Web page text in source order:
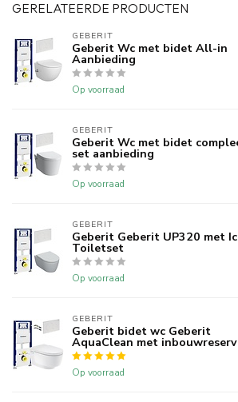
GERELATEERDE PRODUCTEN
GEBERIT
Geberit Wc met bidet All-in
Aanbieding
Op voorraad
GEBERIT
Geberit Wc met bidet
set aanbieding
Op voorraad
GEBERIT
Geberit Geberit UP320 met
Toiletset
Op voorraad
GEBERIT
Geberit bidet wc Geberit
AquaClean met
Op voorraad